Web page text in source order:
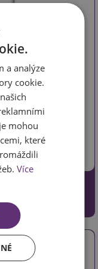
mm. Rozteč
Drátěný
a analýze
cookie.
mohou
které
Více